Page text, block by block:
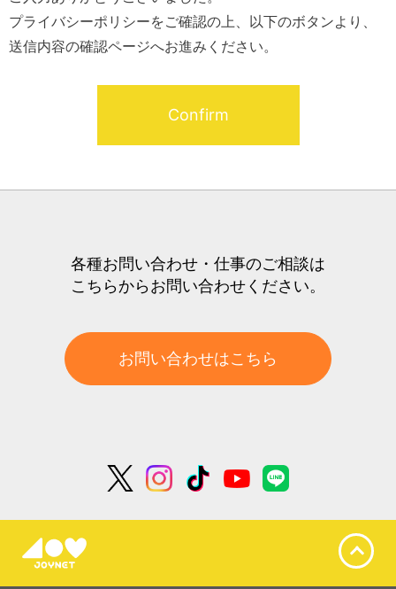
プライバシーポリシーをご確認の上、以下のボタンより、
送信内容の確認ページへお進みください。
各種お問い合わせ・仕事のご相談は
こちらからお問い合わせください。
お問い合わせはこちら